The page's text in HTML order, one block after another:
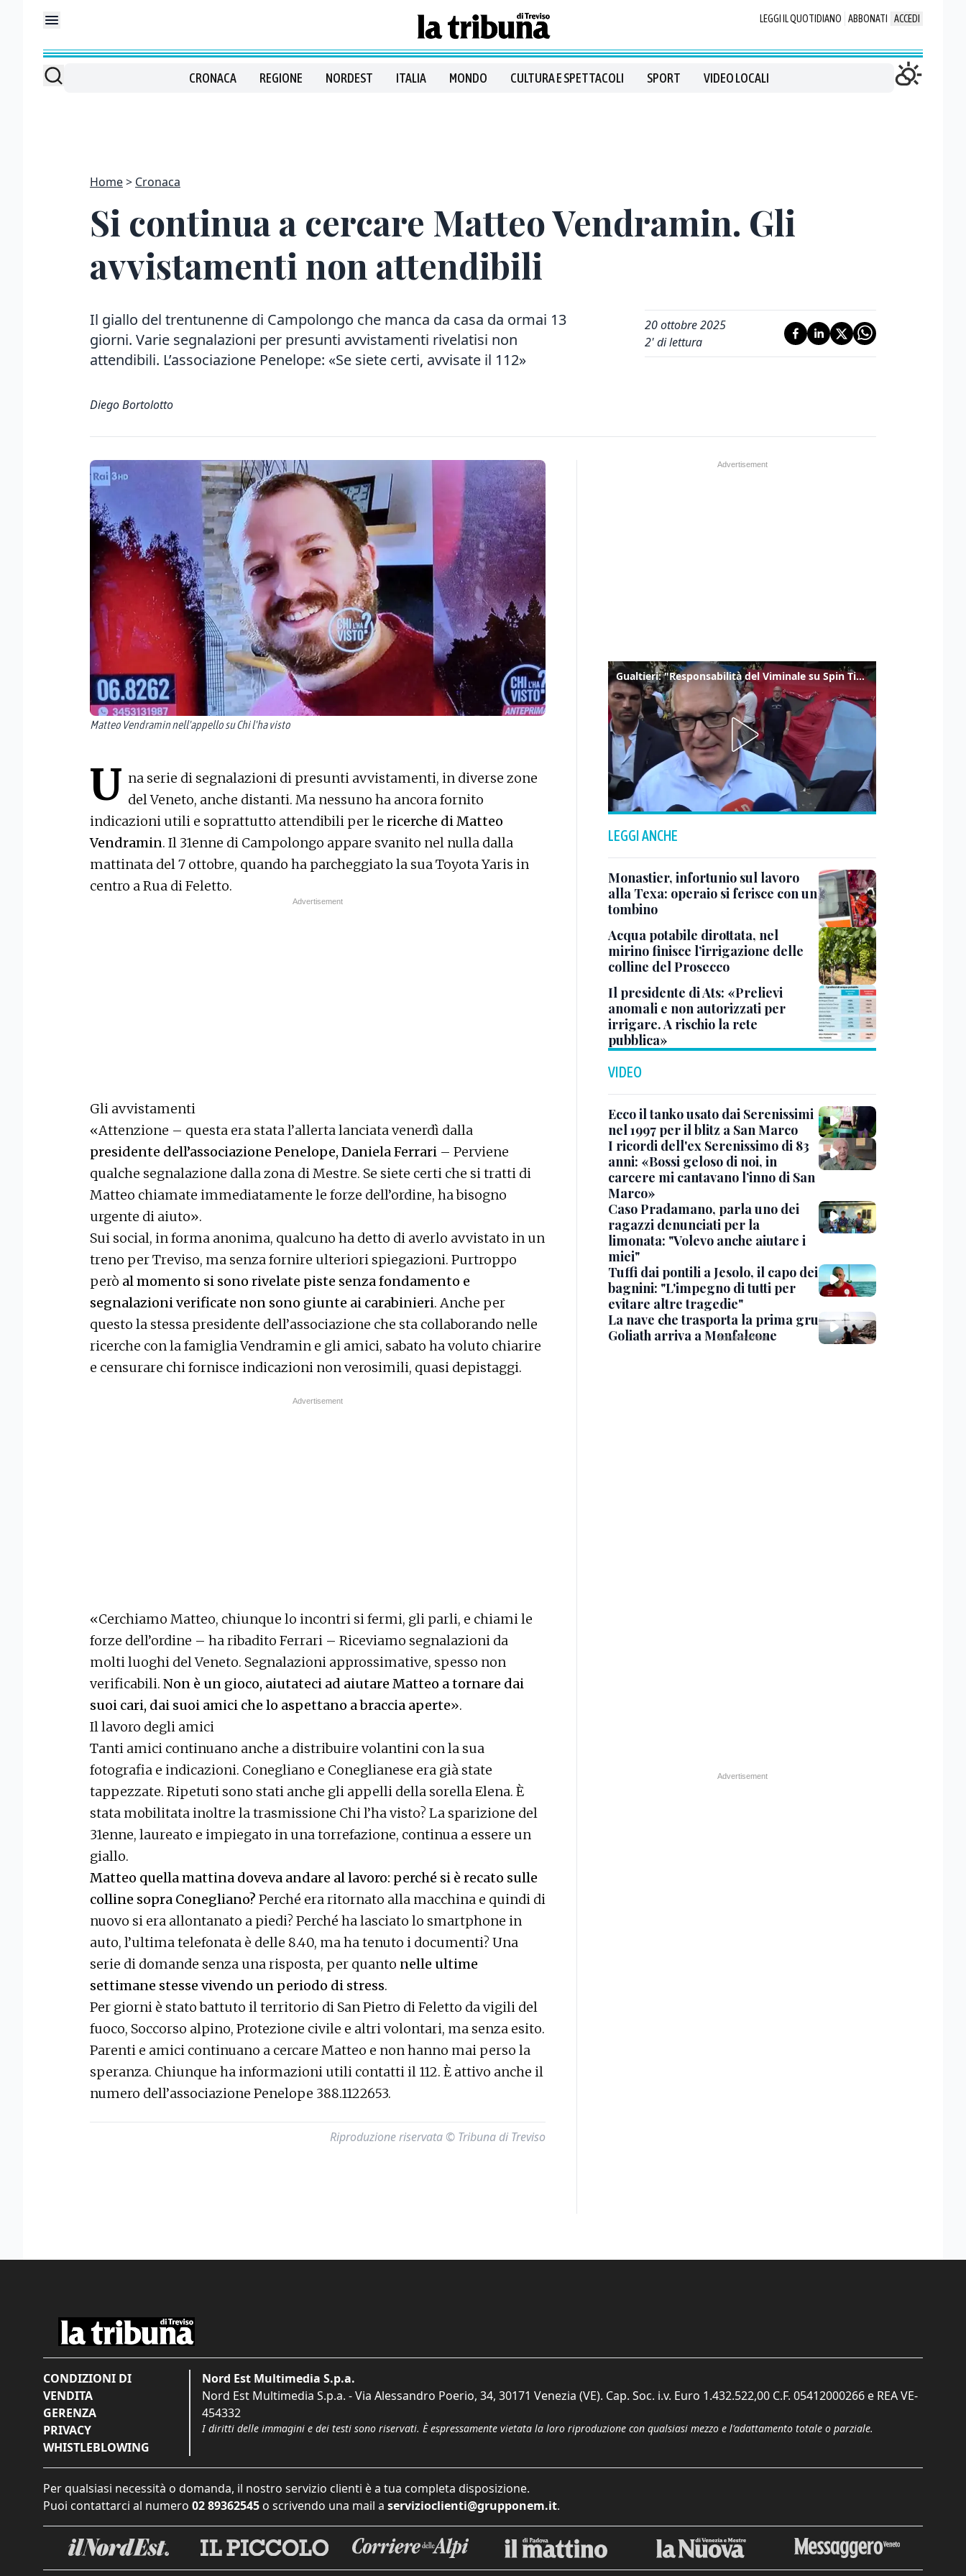
LEGGI IL QUOTIDIANO ABBONATI ACCEDI
CRONACA REGIONE NORDEST ITALIA MONDO CULTURA E SPETTACOLI SPORT VIDEO LOCALI
Home Cronaca
Si continua a cercare Matteo Vendramin. Gli
avvistamenti non attendibili
Il giallo del trentunenne di Campolongo che manca da casa da ormai 13
giorni. Varie segnalazioni per presunti avvistamenti rivelatisi non
attendibili. L’associazione Penelope: «Se siete certi, avvisate il 112»
Diego Bortolotto
20 ottobre 2025
2' di lettura
Matteo Vendramin nell'appello su Chi l'ha visto
U na serie di segnalazioni di presunti avvistamenti, in diverse zone
del Veneto, anche distanti. Ma nessuno ha ancora fornito
indicazioni utili e soprattutto attendibili per le ricerche di Matteo
Vendramin. Il 31enne di Campolongo appare svanito nel nulla dalla
mattinata del 7 ottobre, quando ha parcheggiato la sua Toyota Yaris in
centro a Rua di Feletto.
Gli avvistamenti
«Attenzione – questa era stata l’allerta lanciata venerdì dalla
presidente dell’associazione Penelope, Daniela Ferrari – Perviene
qualche segnalazione dalla zona di Mestre. Se siete certi che si tratti di
Matteo chiamate immediatamente le forze dell’ordine, ha bisogno
urgente di aiuto».
Sui social, in forma anonima, qualcuno ha detto di averlo avvistato in un
treno per Treviso, ma senza fornire ulteriori spiegazioni. Purtroppo
però al momento si sono rivelate piste senza fondamento e
segnalazioni verificate non sono giunte ai carabinieri. Anche per
questo la stessa presidente dell’associazione che sta collaborando nelle
ricerche con la famiglia Vendramin e gli amici, sabato ha voluto chiarire
e censurare chi fornisce indicazioni non verosimili, quasi depistaggi.
«Cerchiamo Matteo, chiunque lo incontri si fermi, gli parli, e chiami le
forze dell’ordine – ha ribadito Ferrari – Riceviamo segnalazioni da
molti luoghi del Veneto. Segnalazioni approssimative, spesso non
verificabili. Non è un gioco, aiutateci ad aiutare Matteo a tornare dai
suoi cari, dai suoi amici che lo aspettano a braccia aperte».
Il lavoro degli amici
Tanti amici continuano anche a distribuire volantini con la sua
fotografia e indicazioni. Conegliano e Coneglianese era già state
tappezzate. Ripetuti sono stati anche gli appelli della sorella Elena. È
stata mobilitata inoltre la trasmissione Chi l’ha visto? La sparizione del
31enne, laureato e impiegato in una torrefazione, continua a essere un
giallo.
Matteo quella mattina doveva andare al lavoro: perché si è recato sulle
colline sopra Conegliano? Perché era ritornato alla macchina e quindi di
nuovo si era allontanato a piedi? Perché ha lasciato lo smartphone in
auto, l’ultima telefonata è delle 8.40, ma ha tenuto i documenti? Una
serie di domande senza una risposta, per quanto nelle ultime
settimane stesse vivendo un periodo di stress.
Per giorni è stato battuto il territorio di San Pietro di Feletto da vigili del
fuoco, Soccorso alpino, Protezione civile e altri volontari, ma senza esito.
Parenti e amici continuano a cercare Matteo e non hanno mai perso la
speranza. Chiunque ha informazioni utili contatti il 112. È attivo anche il
numero dell’associazione Penelope 388.1122653.
Riproduzione riservata © Tribuna di Treviso
Gualtieri: "Responsabilità del Viminale su Spin Time? La posizione dei partiti è nota"
LEGGI ANCHE
Monastier, infortunio sul lavoro
alla Texa: operaio si ferisce con un
tombino
Acqua potabile dirottata, nel
mirino finisce l’irrigazione delle
colline del Prosecco
Il presidente di Ats: «Prelievi
anomali e non autorizzati per
irrigare. A rischio la rete
pubblica»
VIDEO
Ecco il tanko usato dai Serenissimi
nel 1997 per il blitz a San Marco
I ricordi dell'ex Serenissimo di 83
anni: «Bossi geloso di noi, in
carcere mi cantavano l’inno di San
Marco»
Caso Pradamano, parla uno dei
ragazzi denunciati per la
limonata: "Volevo anche aiutare i
miei"
Tuffi dai pontili a Jesolo, il capo dei
bagnini: "L'impegno di tutti per
evitare altre tragedie"
La nave che trasporta la prima gru
Goliath arriva a Monfalcone
CONDIZIONI DI
VENDITA
GERENZA
PRIVACY
WHISTLEBLOWING
Nord Est Multimedia S.p.a.
Nord Est Multimedia S.p.a. - Via Alessandro Poerio, 34, 30171 Venezia (VE). Cap. Soc. i.v. Euro 1.432.522,00 C.F. 05412000266 e REA VE-
454332
I diritti delle immagini e dei testi sono riservati. È espressamente vietata la loro riproduzione con qualsiasi mezzo e l'adattamento totale o parziale.
Per qualsiasi necessità o domanda, il nostro servizio clienti è a tua completa disposizione.
Puoi contattarci al numero 02 89362545 o scrivendo una mail a servizioclienti@grupponem.it.